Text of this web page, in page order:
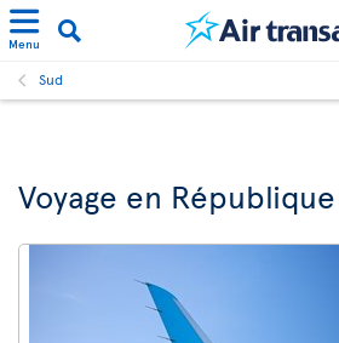
Menu
Sud
Voyage en